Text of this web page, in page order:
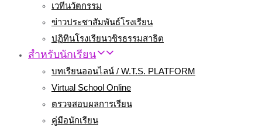
เวทีนวัตกรรม
ข่าวประชาสัมพันธ์โรงเรียน
ปฏิทินโรงเรียนวชิรธรรมสาธิต
สำหรับนักเรียน
บทเรียนออนไลน์ / W.T.S. PLATFORM
Virtual School Online
ตรวจสอบผลการเรียน
คู่มือนักเรียน